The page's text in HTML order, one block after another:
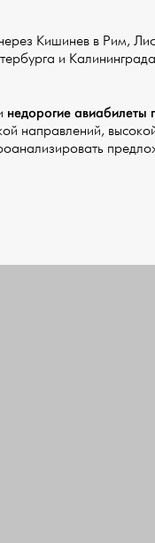
Кишинев в Рим,
и
недорогие авиабилеты
направлений,